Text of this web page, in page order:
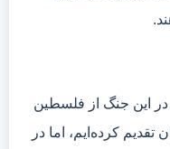
این جنگ از فلسطین
کرده‌ایم، اما در